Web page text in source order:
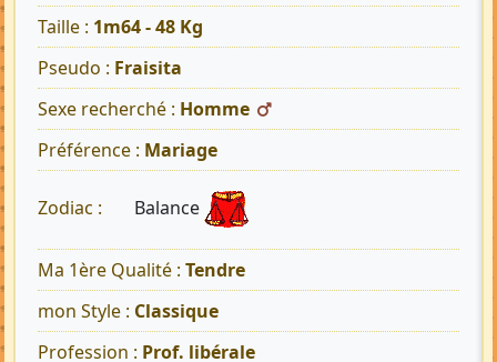
Taille : 1m64 - 48 Kg
Pseudo : Fraisita
Sexe recherché : Homme
Préférence : Mariage
Zodiac : Balance
Ma 1ère Qualité : Tendre
mon Style : Classique
Profession : Prof. libérale